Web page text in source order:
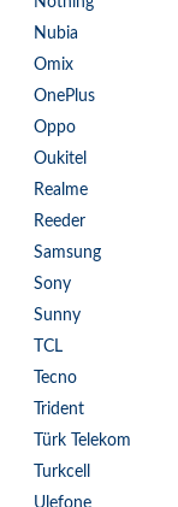
Nubia
Omix
OnePlus
Oppo
Oukitel
Realme
Reeder
Samsung
Sony
Sunny
TCL
Tecno
Trident
Türk Telekom
Turkcell
Ulefone